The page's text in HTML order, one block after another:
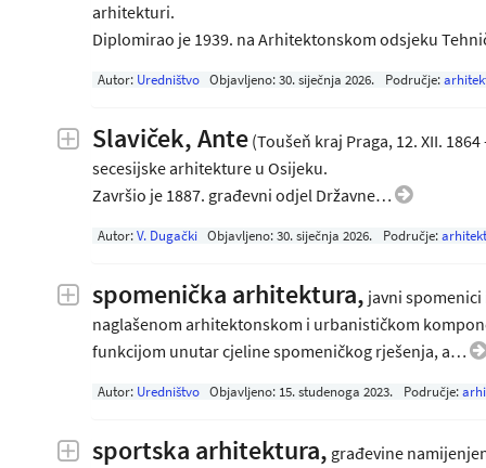
arhitekturi.
Diplomirao je 1939. na Arhitektonskom odsjeku
Autor: Uredništvo Objavljeno:30. siječnja 2026. Područje:
Slaviček, Ante (Toušeň kraj Praga, 12. XII.
secesijske arhitekture u Osijeku.
Završio je 1887. građevni odjel Državne…
Autor: V. Dugački Objavljeno:30. siječnja 2026. Područje:
spomenička arhitektura, javni
naglašenom arhitektonskom i urbanističkom
funkcijom unutar cjeline spomeničkog rješenja, a…
Autor: Uredništvo Objavljeno: 15. studenoga 2023. Područje:
sportska arhitektura, građevine